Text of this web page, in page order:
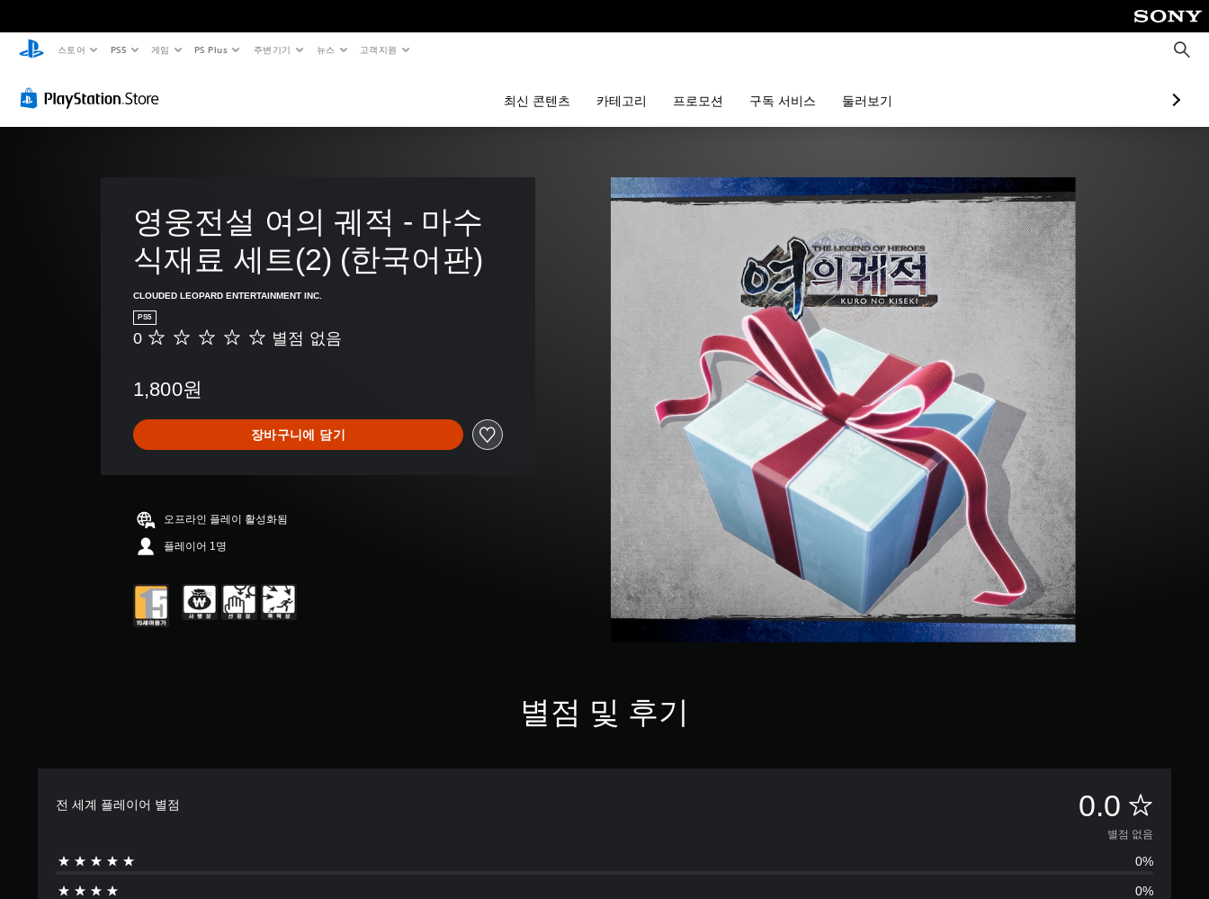
스토어 PS5 게임 PS Plus 주변기기 뉴스 고객지원
검
색
최신 콘텐츠 카테고리 프로모션 구독 서비스 둘러보기
영웅전설 여의 궤적 - 마수
식재료 세트(2) (한국어판)
CLOUDED LEOPARD ENTERTAINMENT INC.
PS5
별
음
0 별점 없음
1,800원
장바구니에 담기
오프라인 플레이 활성화됨
플레이어 1명
별점 및 후기
전 세계 플레이어 별점 0.0 별
점
없
별점 없음
0%
0%